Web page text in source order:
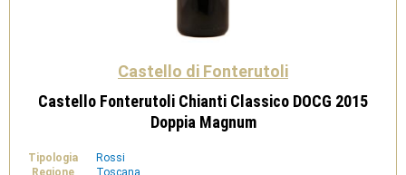
Castello di Fonterutoli
Castello Fonterutoli Chianti Classico DOCG 2015
Doppia Magnum
Tipologia
Rossi
Regione
Toscana